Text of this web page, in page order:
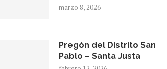
marzo 8, 2026
Pregón del Distrito San
Pablo – Santa Justa